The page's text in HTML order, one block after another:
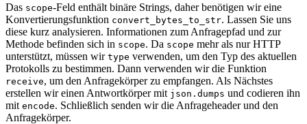
Das scope-Feld enthält binäre Strings, daher benötigen wir eine
Konvertierungsfunktion convert_bytes_to_str. Lassen Sie uns
diese kurz analysieren. Informationen zum Anfragepfad und zur
Methode befinden sich in scope. Da scope mehr als nur HTTP
unterstützt, müssen wir type verwenden, um den Typ des aktuellen
Protokolls zu bestimmen. Dann verwenden wir die Funktion
receive, um den Anfragekörper zu empfangen. Als Nächstes
erstellen wir einen Antwortkörper mit json.dumps und codieren ihn
mit encode. Schließlich senden wir die Anfrageheader und den
Anfragekörper.